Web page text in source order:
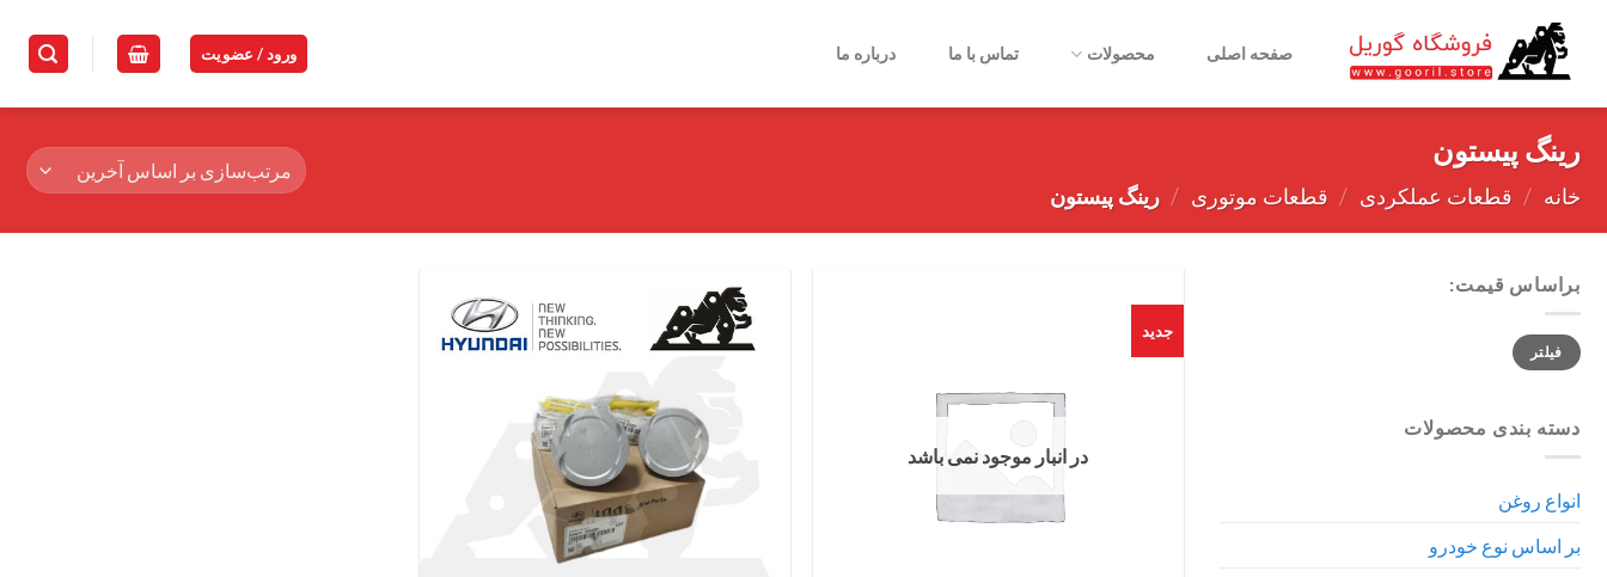
content
صفحه اصلی محصولات تماس با ما درباره ما ورود / عضویت
رینگ پیستون
خانه / قطعات عملکردی / قطعات موتوری / رینگ پیستون
براساس قیمت:
حداقل
قیمت
حداکثر
قیمت
فیلتر
دسته بندی محصولات
انواع روغن
بر اساس نوع خودرو
جدید
در انبار موجود نمی باشد